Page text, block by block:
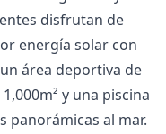
disfrutan de
energía solar con
área deportiva de
y una piscina
‌panorámicas ‌al ‌mar.